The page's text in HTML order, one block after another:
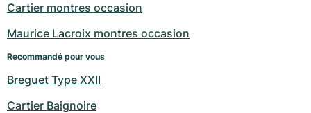
Cartier montres occasion
Maurice Lacroix montres occasion
Recommandé pour vous
Breguet Type XXII
Cartier Baignoire